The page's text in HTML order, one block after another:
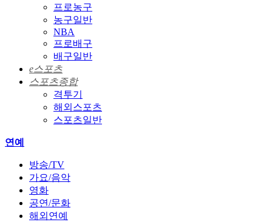
프로농구
농구일반
NBA
프로배구
배구일반
e스포츠
스포츠종합
격투기
해외스포츠
스포츠일반
연예
방송/TV
가요/음악
영화
공연/문화
해외연예